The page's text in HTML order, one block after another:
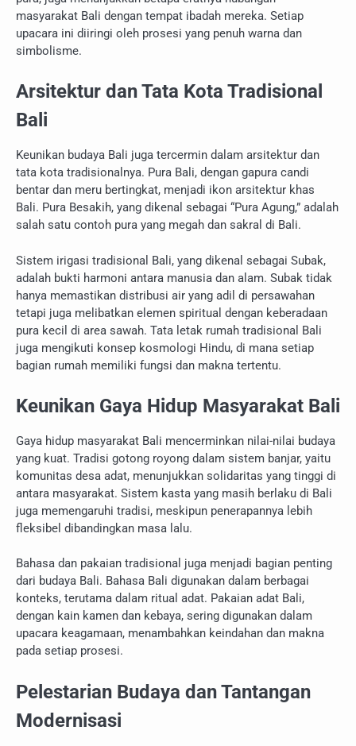
masyarakat Bali dengan tempat ibadah mereka. Setiap
upacara ini diiringi oleh prosesi yang penuh warna dan
simbolisme.
Arsitektur dan Tata Kota Tradisional
Bali
Keunikan budaya Bali juga tercermin dalam arsitektur dan
tata kota tradisionalnya. Pura Bali, dengan gapura candi
bentar dan meru bertingkat, menjadi ikon arsitektur khas
Bali. Pura Besakih, yang dikenal sebagai “Pura Agung,” adalah
salah satu contoh pura yang megah dan sakral di Bali.
Sistem irigasi tradisional Bali, yang dikenal sebagai Subak,
adalah bukti harmoni antara manusia dan alam. Subak tidak
hanya memastikan distribusi air yang adil di persawahan
tetapi juga melibatkan elemen spiritual dengan keberadaan
pura kecil di area sawah. Tata letak rumah tradisional Bali
juga mengikuti konsep kosmologi Hindu, di mana setiap
bagian rumah memiliki fungsi dan makna tertentu.
Keunikan Gaya Hidup Masyarakat Bali
Gaya hidup masyarakat Bali mencerminkan nilai-nilai budaya
yang kuat. Tradisi gotong royong dalam sistem banjar, yaitu
komunitas desa adat, menunjukkan solidaritas yang tinggi di
antara masyarakat. Sistem kasta yang masih berlaku di Bali
juga memengaruhi tradisi, meskipun penerapannya lebih
fleksibel dibandingkan masa lalu.
Bahasa dan pakaian tradisional juga menjadi bagian penting
dari budaya Bali. Bahasa Bali digunakan dalam berbagai
konteks, terutama dalam ritual adat. Pakaian adat Bali,
dengan kain kamen dan kebaya, sering digunakan dalam
upacara keagamaan, menambahkan keindahan dan makna
pada setiap prosesi.
Pelestarian Budaya dan Tantangan
Modernisasi